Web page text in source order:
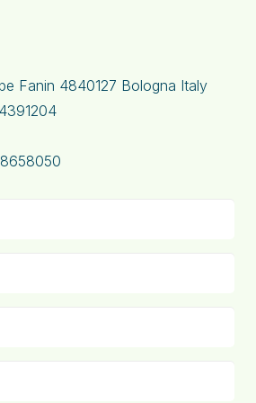
Fanin 4840127 Bologna Italy